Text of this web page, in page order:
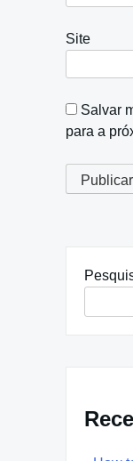
Site
Salvar
para a